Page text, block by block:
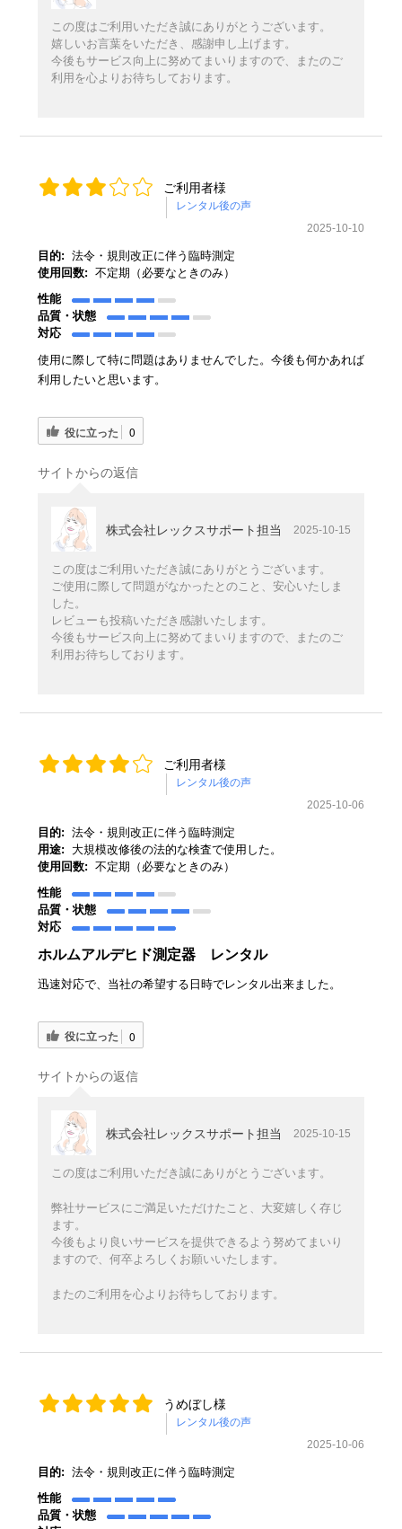
この度はご利用いただき誠にありがとうございます。
嬉しいお言葉をいただき、感謝申し上げます。
今後もサービス向上に努めてまいりますので、またのご
利用を心よりお待ちしております。
ご利用者様
2025-10-10
目的: 法令・規則改正に伴う臨時測定
使用回数: 不定期（必要なときのみ）
性能
品質・状態
対応
使用に際して特に問題はありませんでした。今後も何かあれば
利用したいと思います。
役に立った 0
サイトからの返信
株式会社レックスサポート担当 2025-10-15
この度はご利用いただき誠にありがとうございます。
ご使用に際して問題がなかったとのこと、安心いたしま
した。
レビューも投稿いただき感謝いたします。
今後もサービス向上に努めてまいりますので、またのご
利用お待ちしております。
ご利用者様
2025-10-06
目的: 法令・規則改正に伴う臨時測定
用途:
大規模改修後の法的な検査で使用した。
使用回数: 不定期（必要なときのみ）
性能
品質・状態
対応
ホルムアルデヒド測定器 レンタル
迅速対応で、当社の希望する日時でレンタル出来ました。
役に立った 0
サイトからの返信
株式会社レックスサポート担当 2025-10-15
この度はご利用いただき誠にありがとうございます。
弊社サービスにご満足いただけたこと、大変嬉しく存じ
ます。
今後もより良いサービスを提供できるよう努めてまいり
ますので、何卒よろしくお願いいたします。
またのご利用を心よりお待ちしております。
うめぼし様
2025-10-06
目的: 法令・規則改正に伴う臨時測定
性能
品質・状態